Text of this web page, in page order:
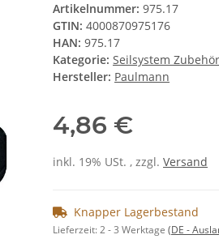
Artikelnummer: 975.17
GTIN: 4000870975176
HAN: 975.17
Kategorie: Seilsystem Zubehör
Hersteller: Paulmann
4,86 €
inkl. 19% USt. , zzgl. Versand
Knapper Lagerbestand
Lieferzeit:2 - 3 Werktage (DE -